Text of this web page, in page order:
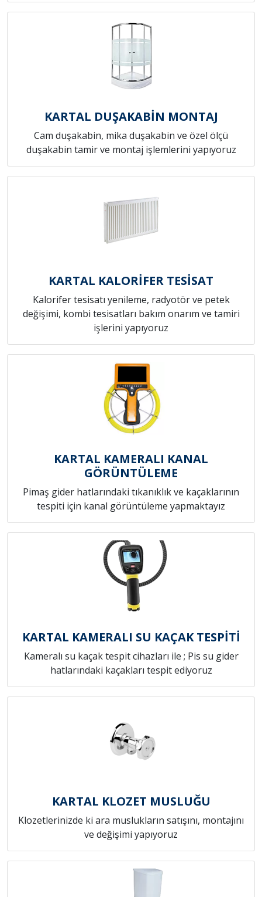
KARTAL DUŞAKABİN MONTAJ
Cam duşakabin, mika duşakabin ve özel ölçü
duşakabin tamir ve montaj işlemlerini yapıyoruz
KARTAL KALORİFER TESİSAT
Kalorifer tesisatı yenileme, radyotör ve petek
değişimi, kombi tesisatları bakım onarım ve tamiri
işlerini yapıyoruz
KARTAL KAMERALI KANAL
GÖRÜNTÜLEME
Pimaş gider hatlarındaki tıkanıklık ve kaçaklarının
tespiti için kanal görüntüleme yapmaktayız
KARTAL KAMERALI SU KAÇAK TESPİTİ
Kameralı su kaçak tespit cihazları ile ; Pis su gider
hatlarındaki kaçakları tespit ediyoruz
KARTAL KLOZET MUSLUĞU
Klozetlerinizde ki ara muslukların satışını, montajını
ve değişimi yapıyoruz